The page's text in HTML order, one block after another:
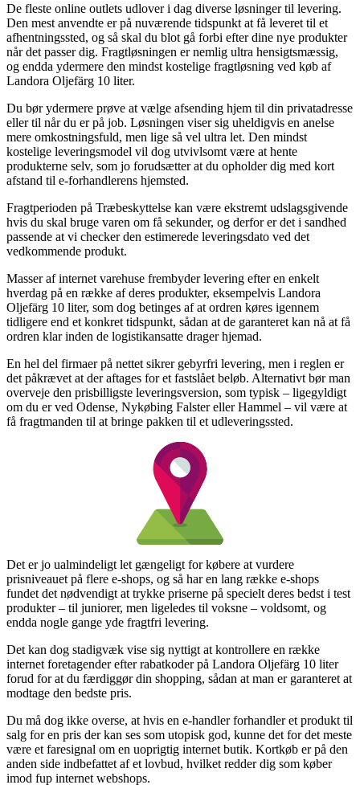
De fleste online outlets udlover i dag diverse løsninger til levering.
Den mest anvendte er på nuværende tidspunkt at få leveret til et
afhentningssted, og så skal du blot gå forbi efter dine nye produkter
når det passer dig. Fragtløsningen er nemlig ultra hensigtsmæssig,
og endda ydermere den mindst kostelige fragtløsning ved køb af
Landora Oljefärg 10 liter.
Du bør ydermere prøve at vælge afsending hjem til din privatadresse
eller til når du er på job. Løsningen viser sig uheldigvis en anelse
mere omkostningsfuld, men lige så vel ultra let. Den mindst
kostelige leveringsmodel vil dog utvivlsomt være at hente
produkterne selv, som jo forudsætter at du opholder dig med kort
afstand til e-forhandlerens hjemsted.
Fragtperioden på Træbeskyttelse kan være ekstremt udslagsgivende
hvis du skal bruge varen om få sekunder, og derfor er det i sandhed
passende at vi checker den estimerede leveringsdato ved det
vedkommende produkt.
Masser af internet varehuse frembyder levering efter en enkelt
hverdag på en række af deres produkter, eksempelvis Landora
Oljefärg 10 liter, som dog betinges af at ordren køres igennem
tidligere end et konkret tidspunkt, sådan at de garanteret kan nå at få
ordren klar inden de logistikansatte drager hjemad.
En hel del firmaer på nettet sikrer gebyrfri levering, men i reglen er
det påkrævet at der aftages for et fastslået beløb. Alternativt bør man
overveje den prisbilligste leveringsversion, som typisk – ligegyldigt
om du er ved Odense, Nykøbing Falster eller Hammel – vil være at
få fragtmanden til at bringe pakken til et udleveringssted.
Det er jo ualmindeligt let gængeligt for købere at vurdere
prisniveauet på flere e-shops, og så har en lang række e-shops
fundet det nødvendigt at trykke priserne på specielt deres bedst i test
produkter – til juniorer, men ligeledes til voksne – voldsomt, og
endda nogle gange yde fragtfri levering.
Det kan dog stadigvæk vise sig nyttigt at kontrollere en række
internet foretagender efter rabatkoder på Landora Oljefärg 10 liter
forud for at du færdiggør din shopping, sådan at man er garanteret at
modtage den bedste pris.
Du må dog ikke overse, at hvis en e-handler forhandler et produkt til
salg for en pris der kan ses som utopisk god, kunne det for det meste
være et faresignal om en uoprigtig internet butik. Kortkøb er på den
anden side indbefattet af et lovbud, hvilket redder dig som køber
imod fup internet webshops.